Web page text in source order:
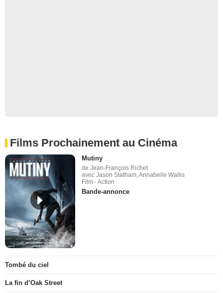
Films Prochainement au Cinéma
Mutiny
de Jean-François Richet
avec Jason Statham, Annabelle Wallis
Film - Action
Bande-annonce
Tombé du ciel
La fin d’Oak Street